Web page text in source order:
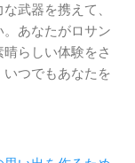
武器を携えて、
あなたがロサン
らしい体験をさ
つでもあなたを